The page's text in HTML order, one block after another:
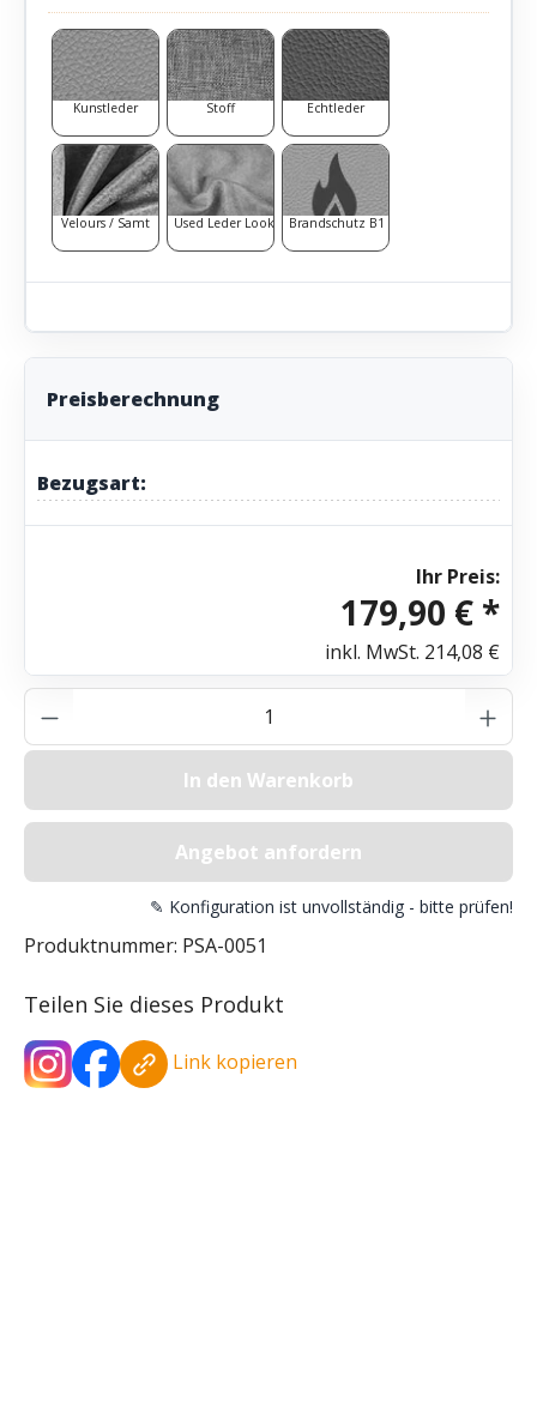
Kunstleder Stoff Echtleder
Velours / Samt Used Leder Look Brandschutz B1
Preisberechnung
Bezugsart:
Ihr Preis:
179,90 € *
inkl. MwSt. 214,08 €
Produkt Anzahl: Gib den gewünschten
In den Warenkorb
Angebot anfordern
✎ Konfiguration ist unvollständig - bitte prüfen!
Produktnummer: PSA-0051
Teilen Sie dieses Produkt
Link kopieren